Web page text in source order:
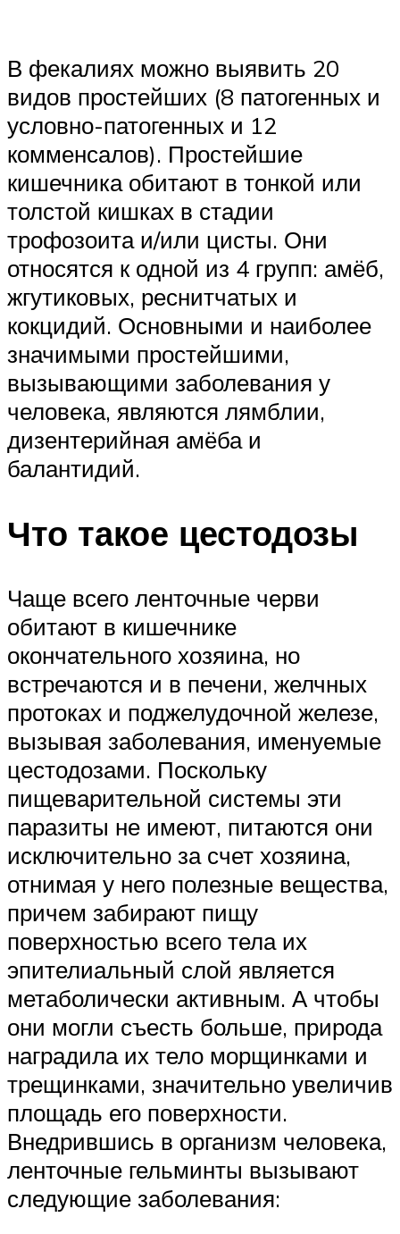
В фекалиях можно выявить 20
видов простейших (8 патогенных и
условно-патогенных и 12
комменсалов). Простейшие
кишечника обитают в тонкой или
толстой кишках в стадии
трофозоита и/или цисты. Они
относятся к одной из 4 групп: амёб,
жгутиковых, реснитчатых и
кокцидий. Основными и наиболее
значимыми простейшими,
вызывающими заболевания у
человека, являются лямблии,
дизентерийная амёба и
балантидий.
Что такое цестодозы
Чаще всего ленточные черви
обитают в кишечнике
окончательного хозяина, но
встречаются и в печени, желчных
протоках и поджелудочной железе,
вызывая заболевания, именуемые
цестодозами. Поскольку
пищеварительной системы эти
паразиты не имеют, питаются они
исключительно за счет хозяина,
отнимая у него полезные вещества,
причем забирают пищу
поверхностью всего тела их
эпителиальный слой является
метаболически активным. А чтобы
они могли съесть больше, природа
наградила их тело морщинками и
трещинками, значительно увеличив
площадь его поверхности.
Внедрившись в организм человека,
ленточные гельминты вызывают
следующие заболевания: